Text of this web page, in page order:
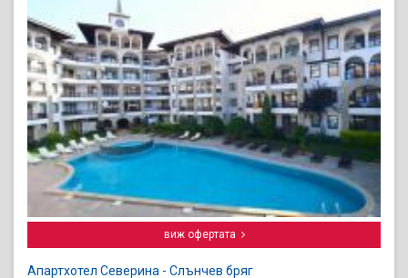
виж офертата
Апартхотел Северина - Слънчев бряг